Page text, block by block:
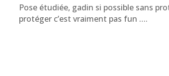
Pose étudiée, gadin si possible sans
protéger c’est vraiment pas fun ….